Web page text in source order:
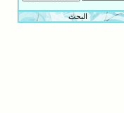
البحث